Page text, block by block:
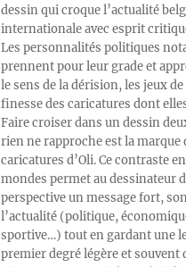
dessin qui croque l’actualité
internationale avec esprit
Les personnalités politiques
prennent pour leur grade et
le sens de la dérision, les jeux
finesse des caricatures dont
Faire croiser dans un dessin
rien ne rapproche est la marque
caricatures d’Oli. Ce contraste
mondes permet au dessinateur
perspective un message fort,
l’actualité (politique,
sportive…) tout en gardant une
premier degré légère et souvent